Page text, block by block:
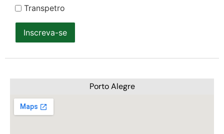
Transpetro
Inscreva-se
Porto Alegre